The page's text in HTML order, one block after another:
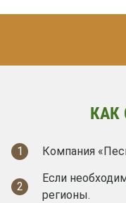
КАК
1 Компания
2
Если
регионы.